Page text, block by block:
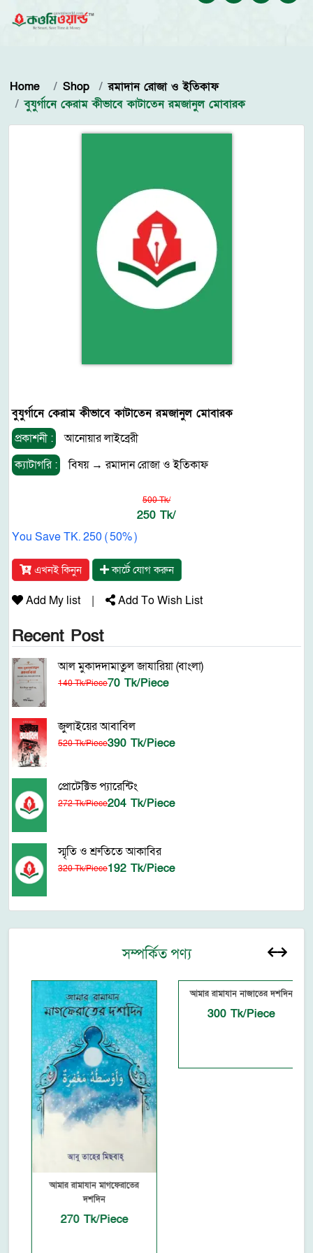
Home Shop
রমাদান রোজা ও ইতিকাফ
বুযুর্গানে কেরাম কীভাবে কাটাতেন রমজানুল মোবারক
বুযুর্গানে কেরাম কীভাবে কাটাতেন রমজানুল মোবারক
প্রকাশনী :
আনোয়ার লাইব্রেরী
ক্যাটাগরি :
বিষয়→রমাদান রোজা ও ইতিকাফ
500 Tk/
250 Tk/
You Save TK. 250 ( 50% )
এখনই কিনুন কার্টে যোগ করুন
Add My list | Add To Wish List
Recent Post
আল মুকাদদামাতুল জাযারিয়া (বাংলা)
140 Tk/Piece70 Tk/Piece
জুলাইয়ের আবাবিল
520 Tk/Piece390 Tk/Piece
প্রোটেক্টিভ প্যারেন্টিং
272 Tk/Piece204 Tk/Piece
স্মৃতি ও শ্রুতিতে আকাবির
320 Tk/Piece192 Tk/Piece
সম্পর্কিত পণ্য
আমার রামাযান মাগফেরাতের
দশদিন
270 Tk/Piece
আমার রামাযান নাজাতের দশদিন
300 Tk/Piece